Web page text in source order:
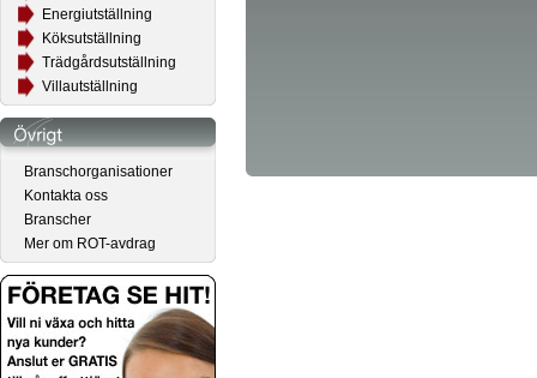
Energiutställning
Köksutställning
Trädgårdsutställning
Villautställning
Branschorganisationer
Kontakta oss
Branscher
Mer om ROT-avdrag